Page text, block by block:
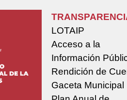
LOTAIP
Acceso a la
Información
Rendición de
Gaceta Municipal